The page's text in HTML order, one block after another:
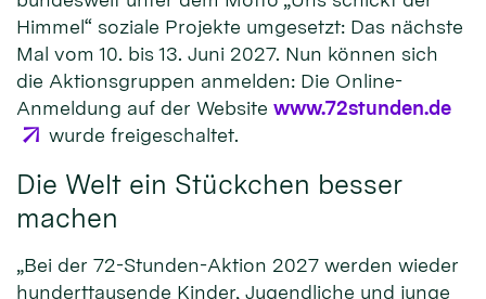
Himmel“ soziale Projekte umgesetzt: Das nächste
Mal vom 10. bis 13. Juni 2027. Nun können sich
die Aktionsgruppen anmelden: Die Online-
Anmeldung auf der Website www.72stunden.de
wurde freigeschaltet.
Die Welt ein Stückchen besser
machen
„Bei der 72-Stunden-Aktion 2027 werden wieder
hunderttausende Kinder, Jugendliche und junge